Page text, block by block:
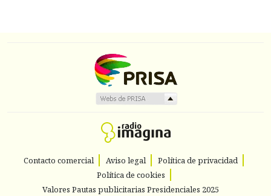
Contacto comercial Aviso legal
Política de privacidad
Política de cookies
Valores Pautas publicitarias Presidenciales 2025